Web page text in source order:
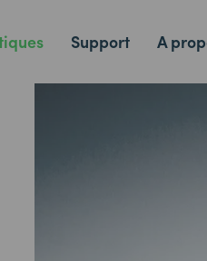
Support A